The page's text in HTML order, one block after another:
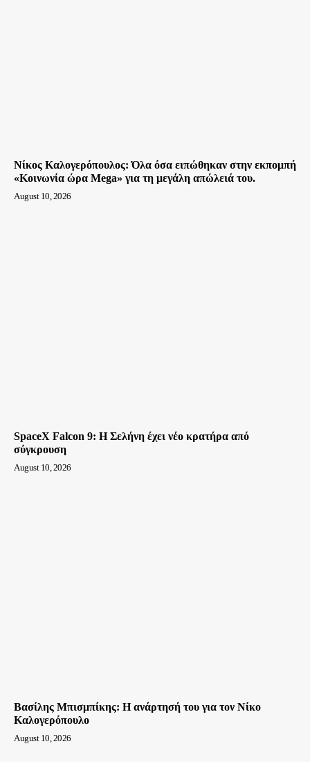
Νίκος Καλογερόπουλος: Όλα όσα ειπώθηκαν στην εκπομπή
«Κοινωνία ώρα Mega» για τη μεγάλη απώλειά του.
August 10, 2026
SpaceX Falcon 9: Η Σελήνη έχει νέο κρατήρα από
σύγκρουση
August 10, 2026
Βασίλης Μπισμπίκης: Η ανάρτησή του για τον Νίκο
Καλογερόπουλο
August 10, 2026